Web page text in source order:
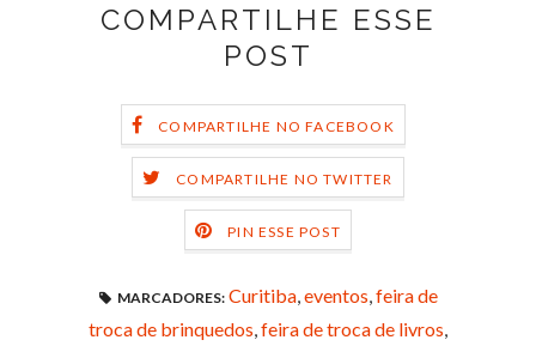
COMPARTILHE ESSE
POST
COMPARTILHE NO FACEBOOK
COMPARTILHE NO TWITTER
PIN ESSE POST
MARCADORES: Curitiba,eventos,feira de
troca de brinquedos,feira de troca de livros,